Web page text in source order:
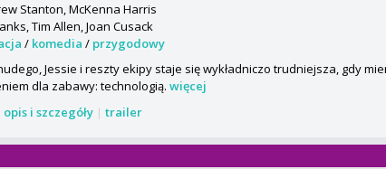
Stanton, McKenna Harris
Tim Allen, Joan Cusack
/ komedia / przygodowy
Jessie i reszty ekipy staje się wykładniczo trudniejsza, gdy
dla zabawy: technologią.więcej
opis i szczegóły |trailer